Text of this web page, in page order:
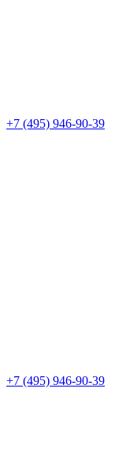
+7 (495) 946-90-39
+7 (495) 946-90-39